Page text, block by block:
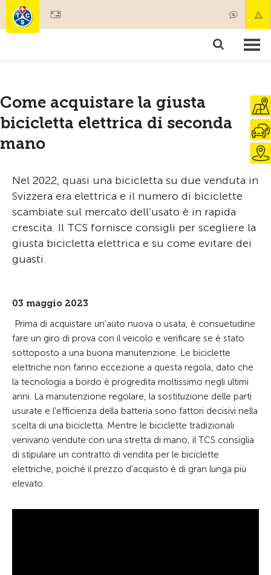
Societariato & prestazioni
Come acquistare la giusta
bicicletta elettrica di seconda
mano
Nel 2022, quasi una bicicletta su due venduta in
Svizzera era elettrica e il numero di biciclette
scambiate sul mercato dell’usato è in rapida
crescita. Il TCS fornisce consigli per scegliere la
giusta bicicletta elettrica e su come evitare dei
guasti.
03 maggio 2023
Prima di acquistare un'auto nuova o usata, è consuetudine
fare un giro di prova con il veicolo e verificare se è stato
sottoposto a una buona manutenzione. Le biciclette
elettriche non fanno eccezione a questa regola, dato che
la tecnologia a bordo è progredita moltissimo negli ultimi
anni. La manutenzione regolare, la sostituzione delle parti
usurate e l'efficienza della batteria sono fattori decisivi nella
scelta di una bicicletta. Mentre le biciclette tradizionali
venivano vendute con una stretta di mano, il TCS consiglia
di stipulare un contratto di vendita per le biciclette
elettriche, poiché il prezzo d’acquisto è di gran lunga più
elevato.